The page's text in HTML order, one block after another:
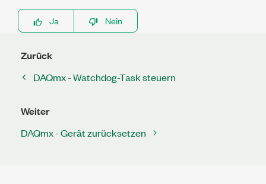
Ja
Nein
Zurück
DAQmx - Watchdog-Task steuern
Weiter
DAQmx - Gerät zurücksetzen